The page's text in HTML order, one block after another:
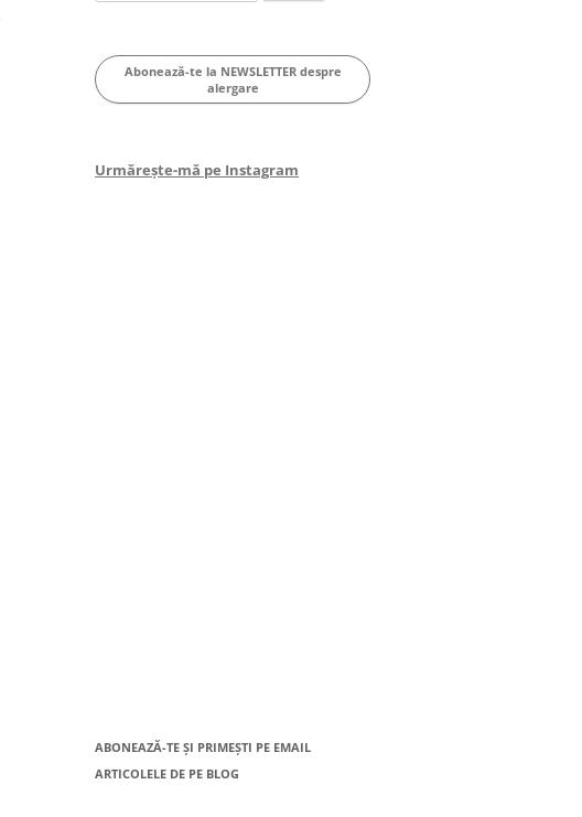
for:
Abonează-te la NEWSLETTER despre
alergare
Urmărește-mă pe Instagram
ABONEAZĂ-TE ȘI PRIMEȘTI PE EMAIL
ARTICOLELE DE PE BLOG